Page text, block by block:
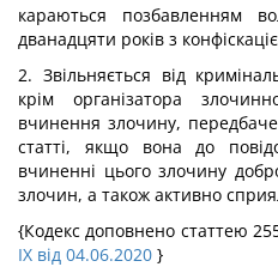
караються позбавленням
дванадцяти років з
2. Звільняється від
крім організатора
вчинення злочину,
статті, якщо вона до
вчиненні цього злочину
злочин, а також активно
{Кодекс доповнено статтею
IX від 04.06.2020 }